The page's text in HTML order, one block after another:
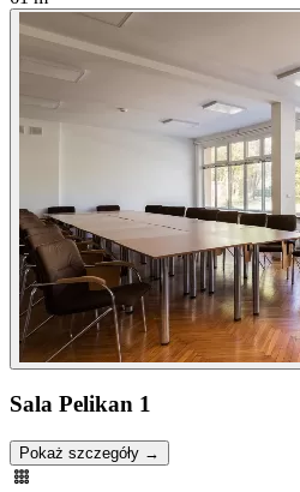
Sala Pelikan 1
Pokaż szczegóły →